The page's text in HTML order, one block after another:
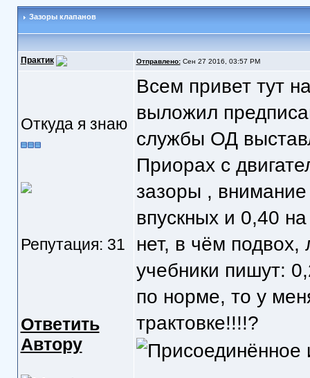
Зазоры клапанов
Практик Отправлено:Сен 27 2016, 03:57 PM
Откуда я знаю
Репутация: 31
Ответить
Автору
Всем привет тут
выложил
службы ОД
Приорах с
зазоры ,
впускных и 0,40
нет, в чём
учебники пишут:
по норме, то у
трактовке!!!!?